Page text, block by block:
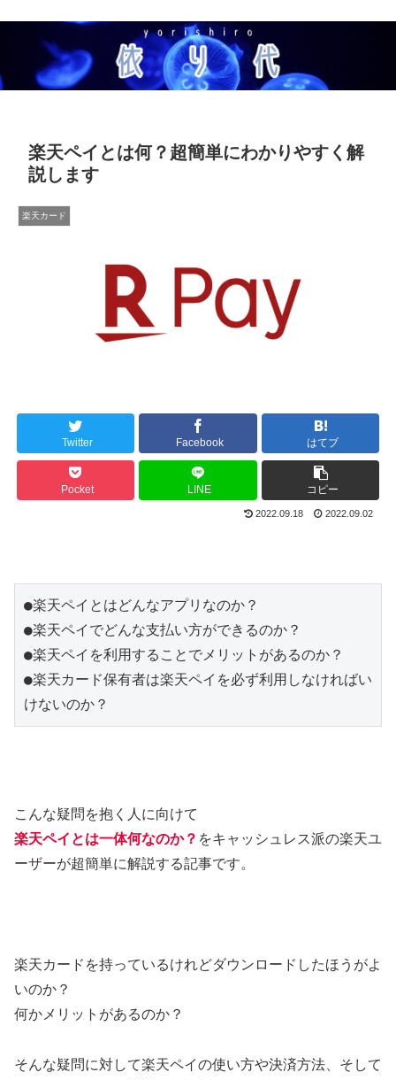
楽天ペイとは何？超簡単にわかりやすく解
説します
楽天カード
Twitter Facebook はてブ
Pocket LINE コピー
2022.09.18 2022.09.02
●楽天ペイとはどんなアプリなのか？
●楽天ペイでどんな支払い方ができるのか？
●楽天ペイを利用することでメリットがあるのか？
●楽天カード保有者は楽天ペイを必ず利用しなければい
けないのか？
こんな疑問を抱く人に向けて
楽天ペイとは一体何なのか？ をキャッシュレス派の楽天ユ
ーザーが超簡単に解説する記事です。
楽天カードを持っているけれどダウンロードしたほうがよ
いのか？
何かメリットがあるのか？
そんな疑問に対して楽天ペイの使い方や決済方法、そして